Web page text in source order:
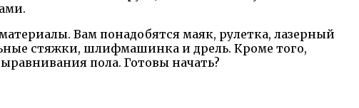
Вам понадобятся маяк, рулетка, лазерный
стяжки, шлифмашинка и дрель. Кроме того,
пола. Готовы начать?